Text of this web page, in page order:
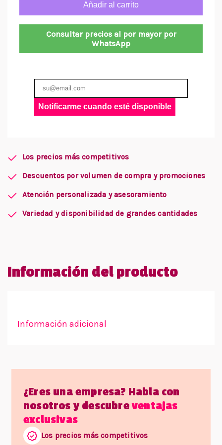
Añadir al carrito
Consultar precios al por mayor por
WhatsApp
Notificarme cuando esté disponible
Los precios más competitivos
Descuentos por volumen de compra y promociones
Atención personalizada y asesoramiento
Variedad y disponibilidad de grandes cantidades
Información del producto
Información adicional
¿Eres una empresa? Habla con
nosotros y descubreventajas
exclusivas
Los precios más competitivos